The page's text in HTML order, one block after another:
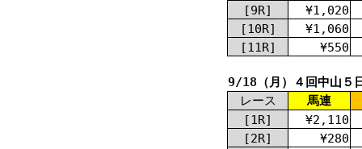
[9R]
¥1,020
[10R]
¥1,060
[11R]
¥550
9/18（月）４回中山５
レース
馬連
[1R]
¥2,110
[2R]
¥280